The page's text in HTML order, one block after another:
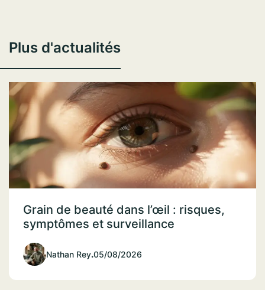
Plus d'actualités
Grain de beauté dans l’œil : risques,
symptômes et surveillance
Nathan Rey.05/08/2026